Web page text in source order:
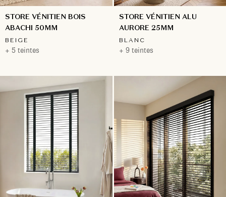
STORE VÉNITIEN BOIS
ABACHI 50MM
BEIGE
+ 5 teintes
STORE VÉNITIEN ALU
AURORE 25MM
BLANC
+ 9 teintes